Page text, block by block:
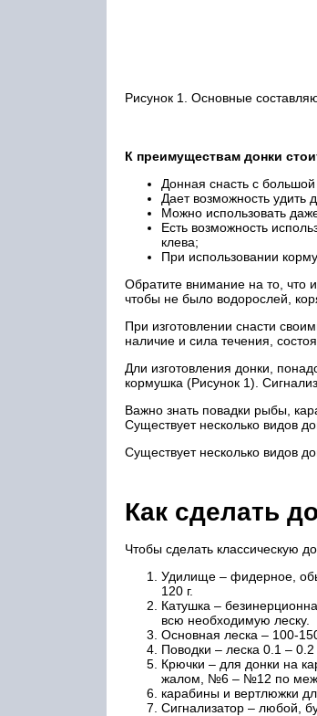
Рисунок 1. Основные
К преимуществам донки
Донная снасть с
Дает возможность удить
Можно использовать
Есть возможность
клева;
При использовании
Обратите внимание на то, что
чтобы не было водорослей,
При изготовлении снасти
наличие и сила течения,
Дли изготовления донки,
кормушка (Рисунок 1).
Важно знать повадки рыбы,
Существует несколько видов
Существует несколько видов
Как сделать
Чтобы сделать классическую
Удилище – фидерное,
120 г.
Катушка –
всю необходимую леску.
Основная леска – 100-
Поводки – леска 0.1 –
Крючки – для донки на
жалом, №6 – №12 по
карабины и вертлюжки
Сигнализатор – любой,